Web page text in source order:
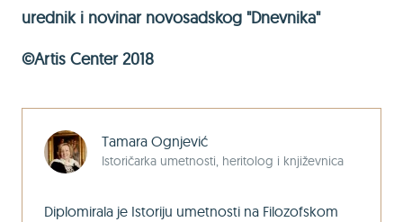
urednik i novinar novosadskog "Dnevnika"
©Artis Center 2018
Tamara Ognjević
Istoričarka umetnosti, heritolog i književnica
Diplomirala je Istoriju umetnosti na Filozofskom